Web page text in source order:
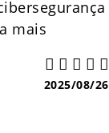
mais
2025/08/26